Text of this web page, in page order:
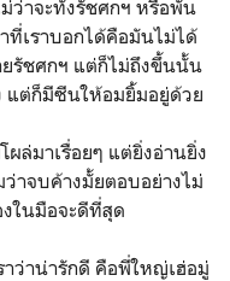
าจะทั้งรัชศกฯ หรือพัน
ที่เราบอกได้คือมันไม่ได้
รัชศกฯ แต่ก็ไม่ถึงขึ้นนั้น
แต่ก็มีซีนให้อมยิ้มอยู่ด้วย
มาเรื่อยๆ แต่ยิ่งอ่านยิ่ง
ว่าจบค้างมั้ยตอบอย่างไม่
งในมือจะดีที่สุด
าน่ารักดี คือพี่ใหญ่เฮ่อมู่